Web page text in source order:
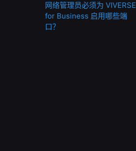
网络管理员必须为 VIVERSE
for Business 启用哪些端
口？